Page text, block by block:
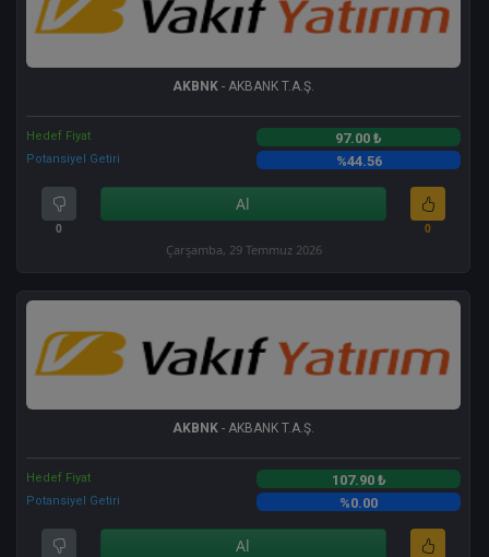
AKBNK - AKBANK T.A.Ş.
Hedef Fiyat 97.00 ₺
Potansiyel Getiri %44.56
0
Al
0
Çarşamba, 29 Temmuz 2026
AKBNK - AKBANK T.A.Ş.
Hedef Fiyat 107.90 ₺
Potansiyel Getiri %0.00
Al